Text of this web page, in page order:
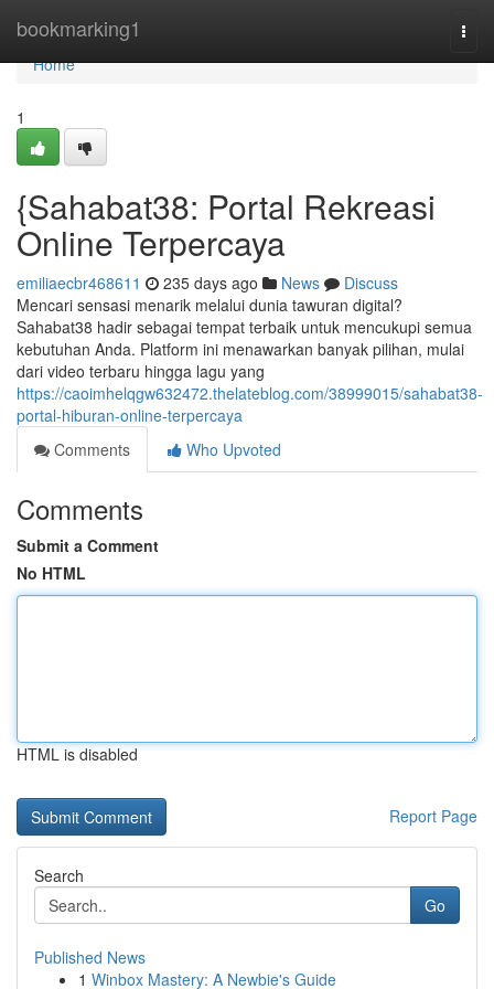
bookmarking1
Home
Home
1
{Sahabat38: Portal Rekreasi
Online Terpercaya
emiliaecbr468611 235 days ago News
Discuss
Mencari sensasi menarik melalui dunia tawuran digital?
Sahabat38 hadir sebagai tempat terbaik untuk mencukupi semua
kebutuhan Anda. Platform ini menawarkan banyak pilihan, mulai
dari video terbaru hingga lagu yang
https://caoimhelqgw632472.thelateblog.com/38999015/sahabat38-
portal-hiburan-online-terpercaya
Comments
Who Upvoted
Comments
Submit a Comment
No HTML
HTML is disabled
Report Page
Search
Go
Published News
1 Winbox Mastery: A Newbie's Guide